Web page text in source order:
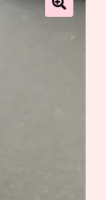
menu
enfant